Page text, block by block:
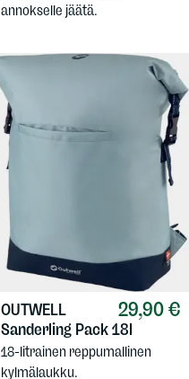
annokselle jäätä.
29,90 €
OUTWELL
Sanderling Pack 18l
18-litrainen reppumallinen
kylmälaukku.